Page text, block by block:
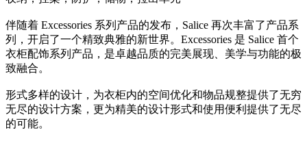
伴随着 Excessories 系列产品的发布，Salice 再次丰富了产品系
列，开启了一个精致典雅的新世界。Excessories 是 Salice 首个
衣柜配饰系列产品，是卓越品质的完美展现、美学与功能的极
致融合。
形式多样的设计，为衣柜内的空间优化和物品规整提供了无穷
无尽的设计方案，更为精美的设计形式和使用便利提供了无尽
的可能。